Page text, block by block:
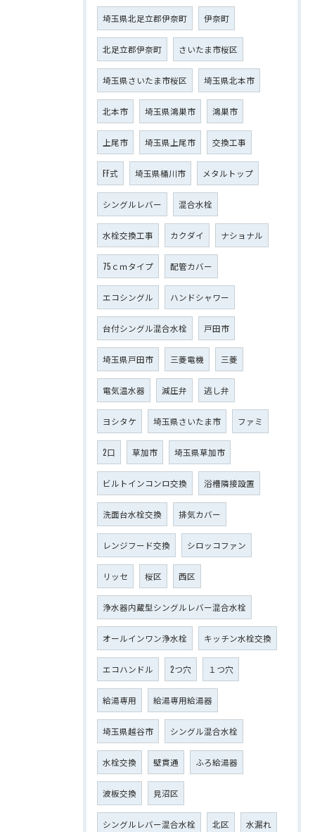
埼玉県北足立郡伊奈町 伊奈町
北足立郡伊奈町 さいたま市桜区
埼玉県さいたま市桜区 埼玉県北本市
北本市 埼玉県鴻巣市 鴻巣市
上尾市 埼玉県上尾市 交換工事
FF式 埼玉県桶川市 メタルトップ
シングルレバー 混合水栓
水栓交換工事 カクダイ ナショナル
75ｃｍタイプ 配管カバー
エコシングル ハンドシャワー
台付シングル混合水栓 戸田市
埼玉県戸田市 三菱電機 三菱
電気温水器 減圧弁 逃し弁
ヨシタケ 埼玉県さいたま市 ファミ
2口 草加市 埼玉県草加市
ビルトインコンロ交換 浴槽隣接設置
洗面台水栓交換 排気カバー
レンジフード交換 シロッコファン
リッセ 桜区 西区
浄水器内蔵型シングルレバー混合水栓
オールインワン浄水栓 キッチン水栓交換
エコハンドル 2つ穴 １つ穴
給湯専用 給湯専用給湯器
埼玉県越谷市 シングル混合水栓
水栓交換 壁貫通 ふろ給湯器
波板交換 見沼区
シングルレバー混合水栓 北区 水漏れ